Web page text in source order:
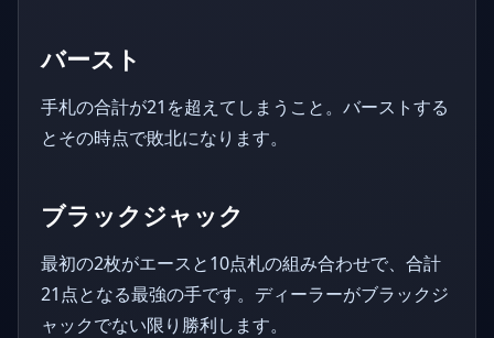
バースト
手札の合計が21を超えてしまうこと。バーストする
とその時点で敗北になります。
ブラックジャック
最初の2枚がエースと10点札の組み合わせで、合計
21点となる最強の手です。ディーラーがブラックジ
ャックでない限り勝利します。